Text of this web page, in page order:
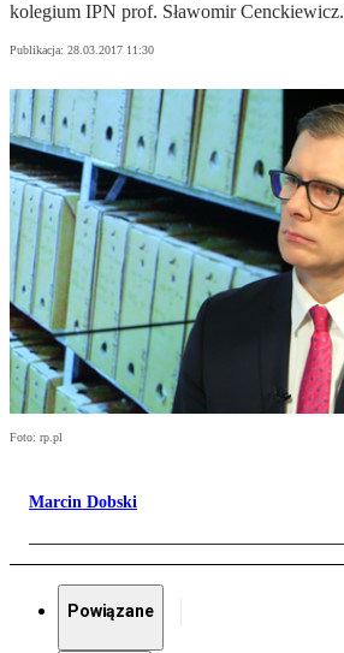
kolegium IPN prof. Sławomir Cenckiewicz.
Publikacja: 28.03.2017 11:30
Foto: rp.pl
Marcin Dobski
Powiązane